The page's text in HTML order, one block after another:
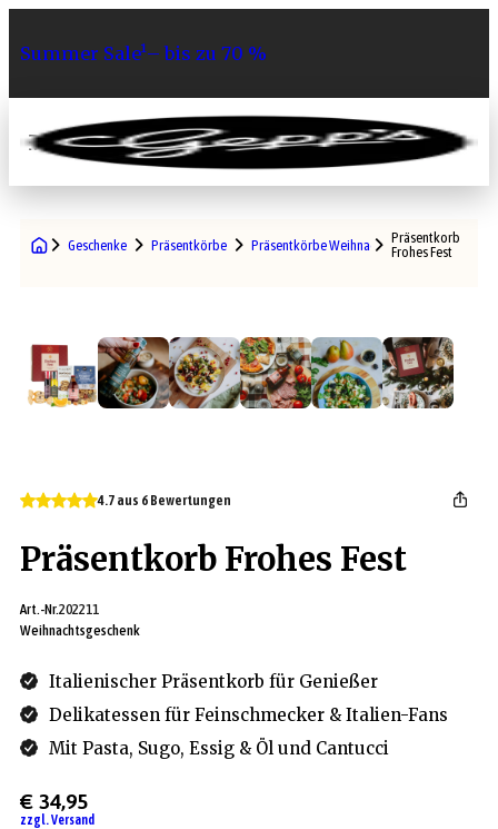
Summer Sale¹– bis zu 70 %
0
Geschenke Präsentkörbe Präsentkörbe WeihnachtenPräsentkorb
Frohes Fest
4.7 aus 6 Bewertungen
Präsentkorb Frohes Fest
Art.-Nr.202211
Weihnachtsgeschenk
Italienischer Präsentkorb für Genießer
Delikatessen für Feinschmecker & Italien-Fans
Mit Pasta, Sugo, Essig & Öl und Cantucci
€ 34,95
zzgl. Versand